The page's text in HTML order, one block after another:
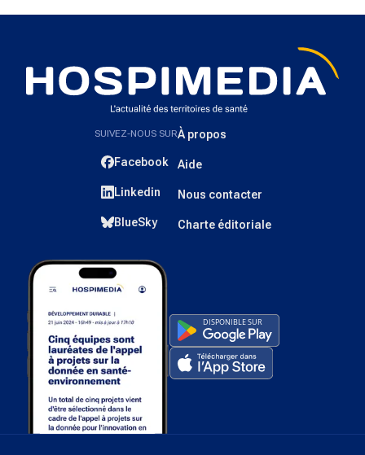
SUIVEZ-NOUS SUR
Facebook
Linkedin
BlueSky
À propos
Aide
Nous contacter
Charte éditoriale